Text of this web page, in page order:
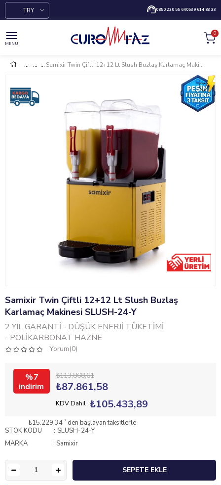
0850 220 55 640539 614 83 33
TRY
MENU
0
Samixir Twin Çiftli 12+12 Lt Slush Buzlaş Karlamaç Makinesi SLUSH-24-Y
Samixir Twin Çiftli 12+12 Lt Slush Buzlaş
Karlamaç Makinesi SLUSH-24-Y
2 YIL GARANTİ - DÜŞÜK ENERJİ TÜKETİMİ
- POLİKARBONAT HAZNE
Yorum(0)
7 ₺113.868,61
₺87.861,58
KDV Dahil ₺105.433,89
₺15.229,34 `den başlayan taksitlerle
STOK KODU
SLUSH-24-Y
MARKA
: Samixir